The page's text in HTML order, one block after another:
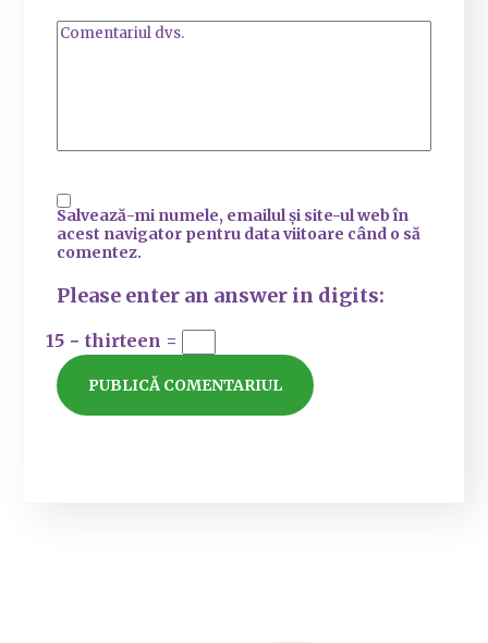
Salvează-mi numele, emailul și site-ul web în
acest navigator pentru data viitoare când o să
comentez.
Please enter an answer in digits:
15 − thirteen =